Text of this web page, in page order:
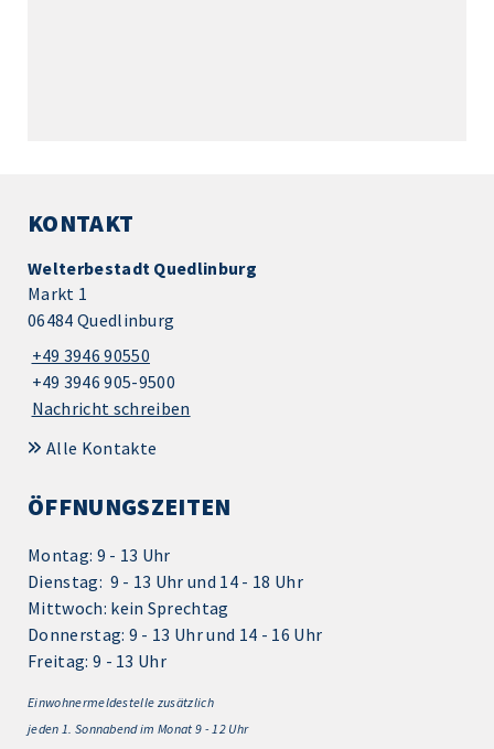
KONTAKT
Welterbestadt Quedlinburg
Markt 1
06484 Quedlinburg
+49 3946 90550
+49 3946 905-9500
Nachricht schreiben
Alle Kontakte
ÖFFNUNGSZEITEN
Montag: 9 - 13 Uhr
Dienstag: 9 - 13 Uhr und 14 - 18 Uhr
Mittwoch: kein Sprechtag
Donnerstag: 9 - 13 Uhr und 14 - 16 Uhr
Freitag: 9 - 13 Uhr
Einwohnermeldestelle zusätzlich
jeden 1. Sonnabend im Monat 9 - 12 Uhr